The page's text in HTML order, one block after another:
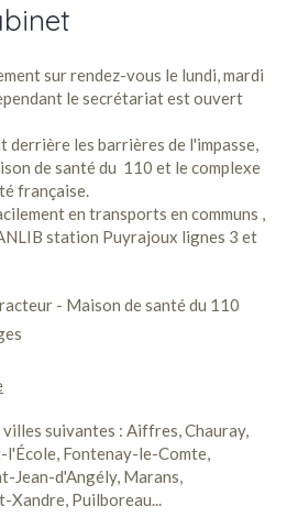
sur rendez-vous le lundi, mardi
le secrétariat est ouvert
les barrières de l'impasse,
de santé du 110 et le complexe
française.
en transports en communs ,
station Puyrajoux lignes 3 et
- Maison de santé du 110
suivantes : Aiffres, Chauray,
Fontenay-le-Comte,
Jean-d'Angély, Marans,
Puilboreau...